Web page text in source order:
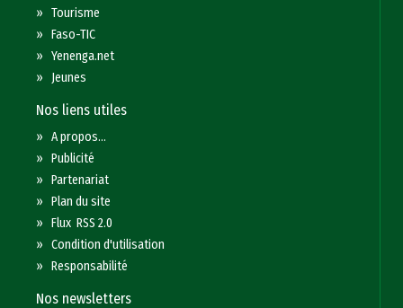
»Tourisme
»Faso-TIC
»Yenenga.net
» Jeunes
Nos liens utiles
»A propos...
»Publicité
»Partenariat
»Plan du site
»Flux RSS 2.0
»Condition d'utilisation
»Responsabilité
Nos newsletters